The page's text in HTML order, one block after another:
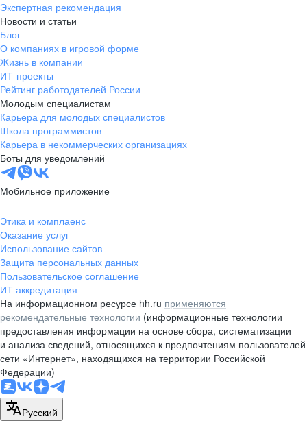
pr@dv.hh.ru
Новосибирск
ул. Большевистская, д. 35,
помещение 21
+7 383 207-94-64
pr@nsk.hh.ru
Минск
пр-т Дзержинского, д. 57,
10 этаж, помещение 45-1
pr@rabota.by
Алматы
пр. Абая, д. 151, БЦ Алатау,
12 этаж, офис 1209
+7 727 232-13-13
pr@headhunter.com.kz
Экспертная рекомендация
Новости и статьи
Блог
О компаниях в игровой форме
Жизнь в компании
ИТ-проекты
Рейтинг работодателей России
Молодым специалистам
Карьера для молодых специалистов
Школа программистов
Карьера в некоммерческих организациях
Боты для уведомлений
Мобильное приложение
Этика и комплаенс
Оказание услуг
Использование сайтов
Защита персональных данных
Пользовательское соглашение
ИТ аккредитация
На информационном ресурсе hh.ru применяются
рекомендательные технологии (информационные технологии
предоставления информации на основе сбора, систематизации
и анализа сведений, относящихся к предпочтениям пользователей
сети «Интернет», находящихся на территории Российской
Федерации)
Русский